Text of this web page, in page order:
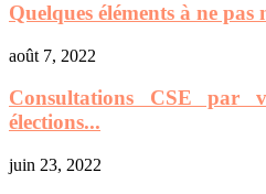
Quelques éléments à ne
août 7, 2022
Consultations CSE par
élections...
juin 23, 2022